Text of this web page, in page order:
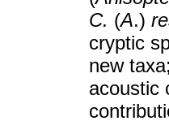
C. (A.)
cryptic
new
acoustic